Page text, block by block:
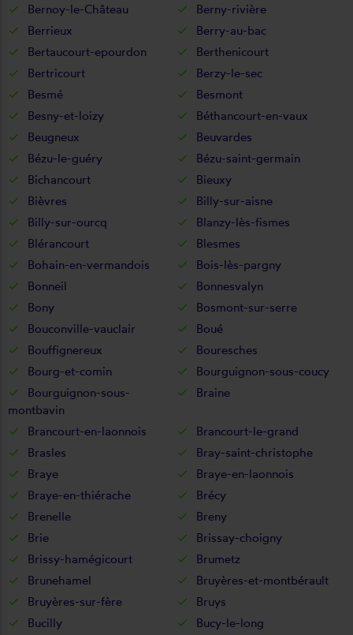
Bernoy-le-Château
Berny-rivière
Berrieux
Berry-au-bac
Bertaucourt-epourdon
Berthenicourt
Bertricourt
Berzy-le-sec
Besmé
Besmont
Besny-et-loizy
Béthancourt-en-vaux
Beugneux
Beuvardes
Bézu-le-guéry
Bézu-saint-germain
Bichancourt
Bieuxy
Bièvres
Billy-sur-aisne
Billy-sur-ourcq
Blanzy-lès-fismes
Blérancourt
Blesmes
Bohain-en-vermandois
Bois-lès-pargny
Bonneil
Bonnesvalyn
Bony
Bosmont-sur-serre
Bouconville-vauclair
Boué
Bouffignereux
Bouresches
Bourg-et-comin
Bourguignon-sous-coucy
Bourguignon-sous-
montbavin
Braine
Brancourt-en-laonnois
Brancourt-le-grand
Brasles
Bray-saint-christophe
Braye
Braye-en-laonnois
Braye-en-thiérache
Brécy
Brenelle
Breny
Brie
Brissay-choigny
Brissy-hamégicourt
Brumetz
Brunehamel
Bruyères-et-montbérault
Bruyères-sur-fère
Bruys
Bucilly
Bucy-le-long